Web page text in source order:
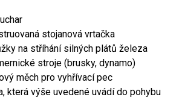
stojanová vrtačka
na stříhání silných plátů železa
stroje (brusky, dynamo)
měch pro vyhřívací pec
která výše uvedené uvádí do pohybu